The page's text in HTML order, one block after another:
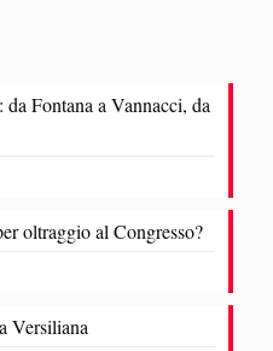
Fontana a Vannacci, da
oltraggio al Congresso?
Versiliana